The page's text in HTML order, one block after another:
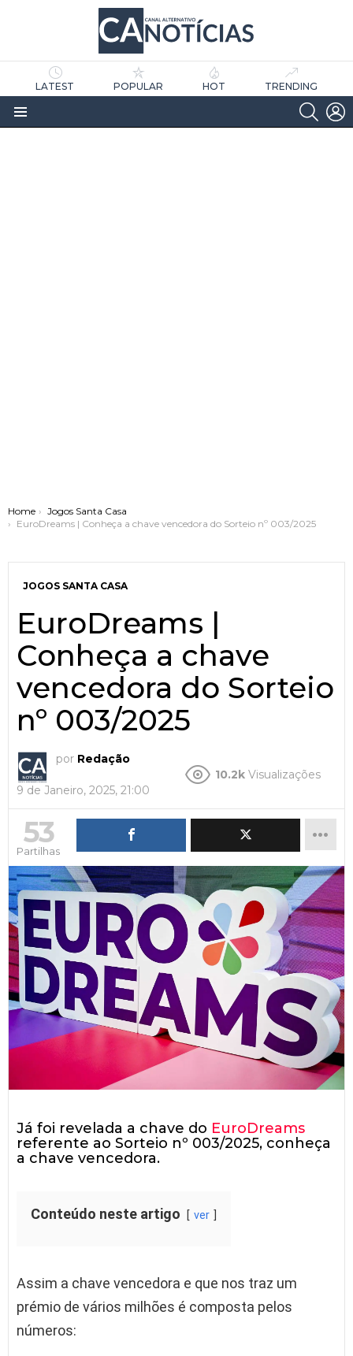
LATEST POPULAR HOT TRENDING
Menu
You are here:
Home
Jogos Santa Casa
EuroDreams | Conheça a chave vencedora do Sorteio nº 003/2025
JOGOS SANTA CASA
EuroDreams |
Conheça a chave
vencedora do Sorteio
nº 003/2025
por Redação
9 de Janeiro, 2025, 21:00
10.2k Visualizações
53
Partilhas
Já foi revelada a chave do EuroDreams
referente ao Sorteio nº 003/2025, conheça
a chave vencedora.
Conteúdo neste artigo ver
Assim a chave vencedora e que nos traz um
prémio de vários milhões é composta pelos
números: